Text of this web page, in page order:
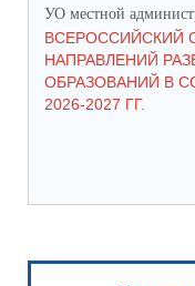
УО местной
ВСЕРОССИЙСКИЙ
НАПРАВЛЕНИЙ
ОБРАЗОВАНИЙ В СОЦИАЛЬНОЙ СФЕРЕ НА ПЕРИОД
2026-2027 ГГ.